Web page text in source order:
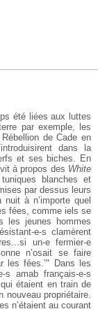
été liées aux luttes
par exemple, les
de Cade en
dans la
et ses biches. En
à propos des White
blanches et
par dessus leurs
à n’importe quel
fées, comme iels se
les jeunes hommes
e-s clamèrent
un-e fermier-e
n’osait se faire
les fées.’" Dans les
s amab français-e-s
étaient en train de
nouveau propriétaire.
n’étaient au courant